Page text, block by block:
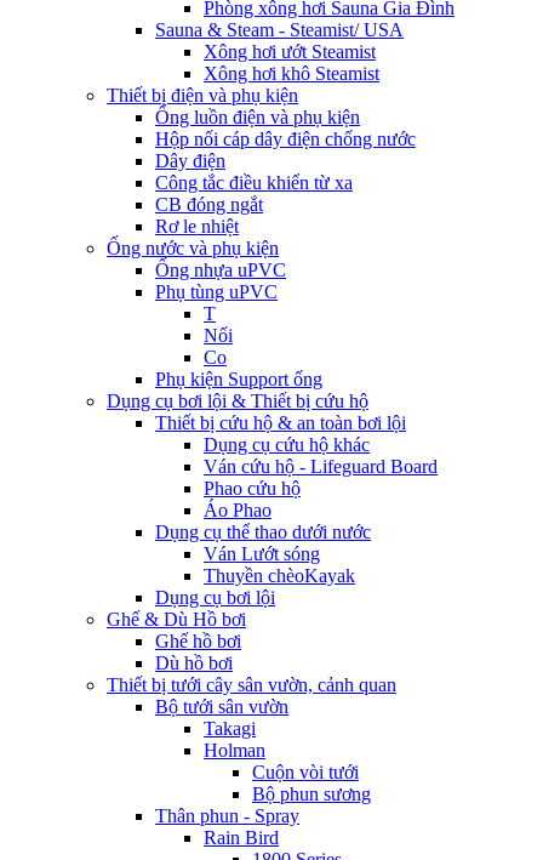
Phòng xông hơi Sauna Gia Đình
Sauna & Steam - Steamist/ USA
Xông hơi ướt Steamist
Xông hơi khô Steamist
Thiết bị điện và phụ kiện
Ống luồn điện và phụ kiện
Hộp nối cáp dây điện chống nước
Dây điện
Công tắc điều khiển từ xa
CB đóng ngắt
Rơ le nhiệt
Ống nước và phụ kiện
Ống nhựa uPVC
Phụ tùng uPVC
T
Nối
Co
Phụ kiện Support ống
Dụng cụ bơi lội & Thiết bị cứu hộ
Thiết bị cứu hộ & an toàn bơi lội
Dụng cụ cứu hộ khác
Ván cứu hộ - Lifeguard Board
Phao cứu hộ
Áo Phao
Dụng cụ thể thao dưới nước
Ván Lướt sóng
Thuyền chèoKayak
Dụng cụ bơi lội
Ghế & Dù Hồ bơi
Ghế hồ bơi
Dù hồ bơi
Thiết bị tưới cây sân vườn, cảnh quan
Bộ tưới sân vườn
Takagi
Holman
Cuộn vòi tưới
Bộ phun sương
Thân phun - Spray
Rain Bird